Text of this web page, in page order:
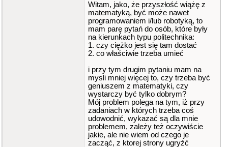
Witam, jako, że przyszłość wiążę z
matematyką, być może nawet
programowaniem i/lub robotyką, to
mam parę pytań do osób, które były
na kierunkach typu politechnika:
1. czy ciężko jest się tam dostać
2. co właściwie trzeba umieć
i przy tym drugim pytaniu mam na
mysli mniej więcej to, czy trzeba być
geniuszem z matematyki, czy
wystarczy być tylko dobrym?
Mój problem polega na tym, iż przy
zadaniach w których trzeba coś
udowodnić, wykazać są dla mnie
problemem, zależy też oczywiście
jakie, ale nie wiem od czego je
zacząć, z ktorej strony ugryźć